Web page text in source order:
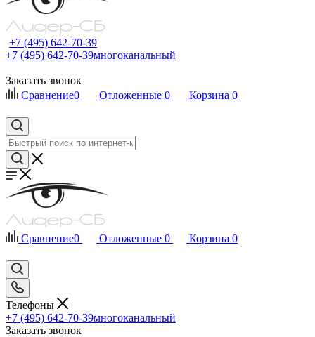
+7 (495) 642-70-39
+7 (495) 642-70-39многоканальный
Заказать звонок
Сравнение0 Отложенные 0 Корзина 0
Сравнение0 Отложенные 0 Корзина 0
Телефоны
+7 (495) 642-70-39многоканальный
Заказать звонок